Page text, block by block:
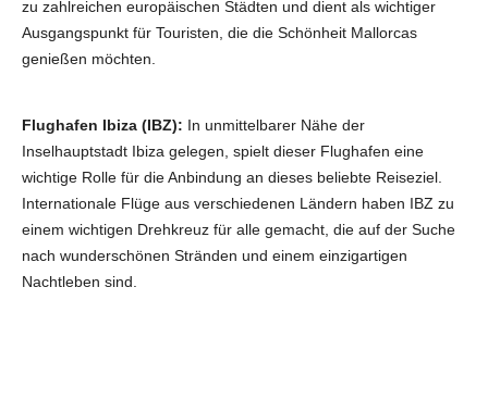
zu zahlreichen europäischen Städten und dient als wichtiger
Ausgangspunkt für Touristen, die die Schönheit Mallorcas
genießen möchten.
Flughafen Ibiza (IBZ): In unmittelbarer Nähe der
Inselhauptstadt Ibiza gelegen, spielt dieser Flughafen eine
wichtige Rolle für die Anbindung an dieses beliebte Reiseziel.
Internationale Flüge aus verschiedenen Ländern haben IBZ zu
einem wichtigen Drehkreuz für alle gemacht, die auf der Suche
nach wunderschönen Stränden und einem einzigartigen
Nachtleben sind.